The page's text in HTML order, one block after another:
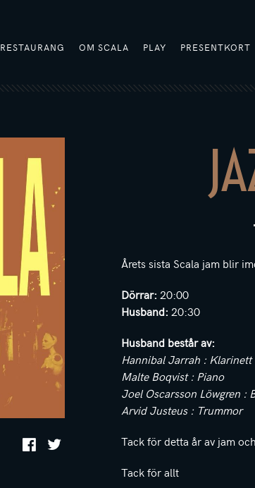
RESTAURANG OM SCALA PLAY PRESENTKORT
Årets sista Scala jam blir
Dörrar: 20:00
Husband: 20:30
Husband består av:
Hannibal Jarrah : Klarinett
Malte Boqvist : Piano
Joel Oscarsson Löwgren :
Arvid Justeus : Trummor
Tack för detta år av jam
Tack för allt